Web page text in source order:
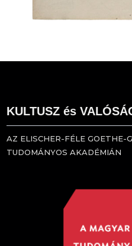
KULTUSZ és
AZ ELISCHER-FÉLE GOETHE-
TUDOMÁNYOS AKADÉMIÁN